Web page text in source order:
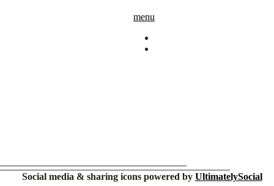
menu
Social media & sharing icons powered by UltimatelySocial